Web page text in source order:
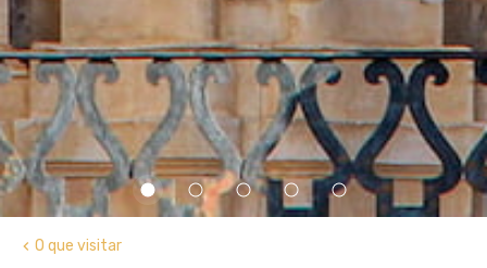
fiber_manual_record fiber_manual_record fiber_manual_record fiber_manual_record fiber_manual_record
keyboard_arrow_left O que visitar